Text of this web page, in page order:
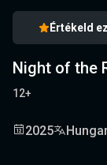
Értékeld
Night of the
12+
2025